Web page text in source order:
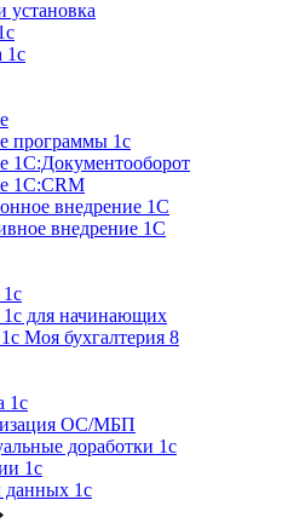
установка
1с
программы 1с
1С:Документооборот
1С:CRM
внедрение 1С
внедрение 1С
для начинающих
Моя бухгалтерия 8
1с
ОС/МБП
доработки 1с
1с
1с